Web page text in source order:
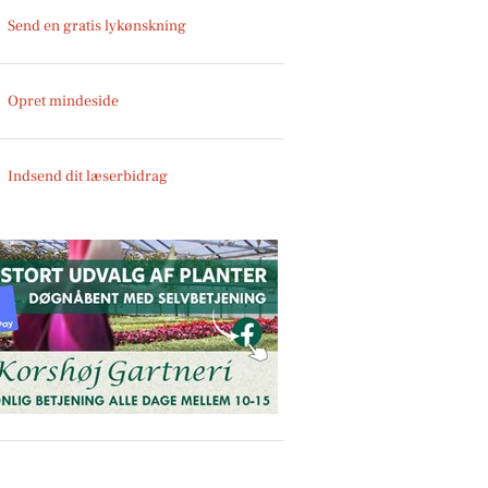
Send en gratis lykønskning
Opret mindeside
Indsend dit læserbidrag